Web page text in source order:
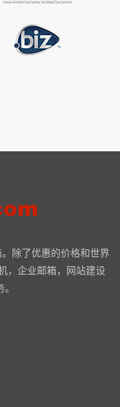
除了优惠的价格和世界
，企业邮箱，网站建设